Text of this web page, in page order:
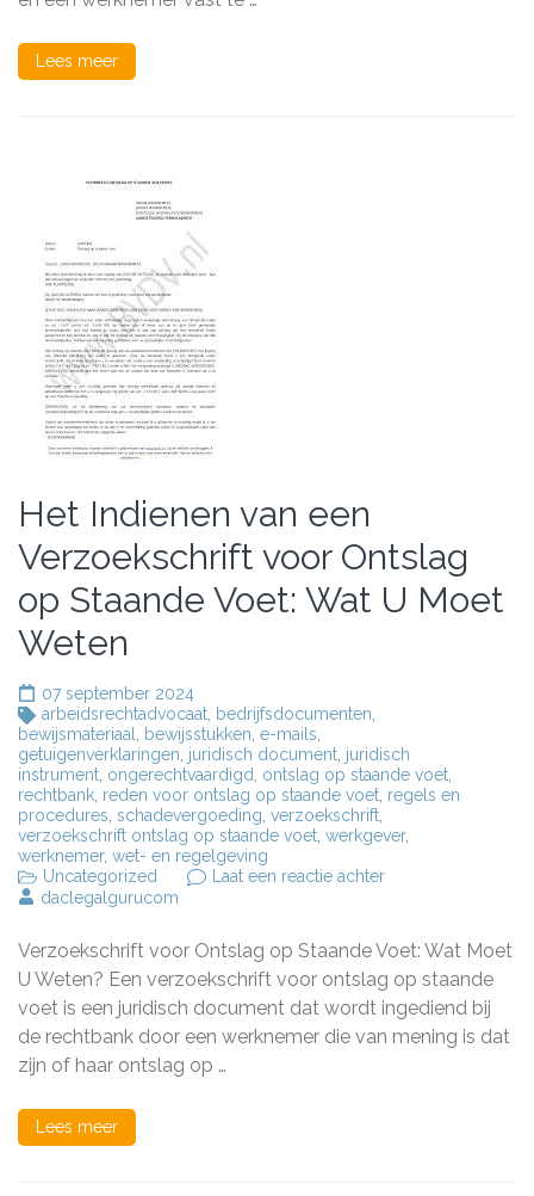
Lees meer
Het Indienen van een
Verzoekschrift voor Ontslag
op Staande Voet: Wat U Moet
Weten
07 september 2024
arbeidsrechtadvocaat bedrijfsdocumenten
bewijsmateriaal
bewijsstukken e-mails
getuigenverklaringen juridisch document juridisch
instrument ongerechtvaardigd ontslag op staande voet
rechtbank reden voor ontslag op staande voet regels en
procedures schadevergoeding verzoekschrift
verzoekschrift ontslag op staande voet werkgever,
werknemer, wet- en regelgeving
Uncategorized
Laat een reactie achterop
een
Verzoekschrift
voor
Ontslag
op
daclegalgurucom
Verzoekschrift voor Ontslag op Staande Voet: Wat Moet
U Weten? Een verzoekschrift voor ontslag op staande
voet is een juridisch document dat wordt ingediend bij
de rechtbank door een werknemer die van mening is dat
zijn of haar ontslag op …
Lees meer